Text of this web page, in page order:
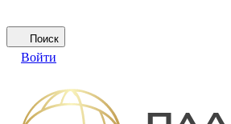
Поиск
Войти